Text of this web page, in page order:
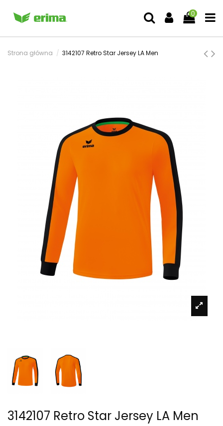
0
Strona główna 3142107 Retro Star Jersey LA Men
3142107 Retro Star Jersey LA Men